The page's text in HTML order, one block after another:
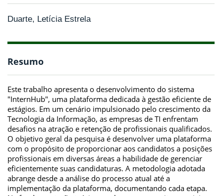
Duarte, Letícia Estrela
Resumo
Este trabalho apresenta o desenvolvimento do sistema
"InternHub", uma plataforma dedicada à gestão eficiente de
estágios. Em um cenário impulsionado pelo crescimento da
Tecnologia da Informação, as empresas de TI enfrentam
desafios na atração e retenção de profissionais qualificados.
O objetivo geral da pesquisa é desenvolver uma plataforma
com o propósito de proporcionar aos candidatos a posições
profissionais em diversas áreas a habilidade de gerenciar
eficientemente suas candidaturas. A metodologia adotada
abrange desde a análise do processo atual até a
implementação da plataforma, documentando cada etapa.